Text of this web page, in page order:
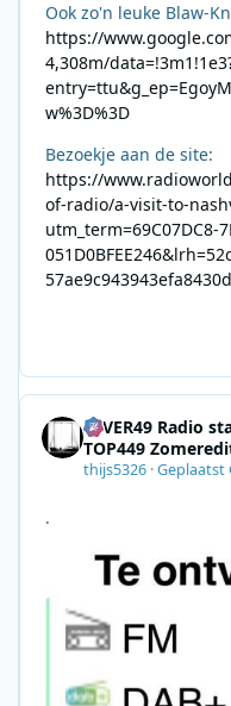
Ook zo'n leuke Blaw-
https://
4,308m/
w%3D%3D
Bezoekje aan de site:
https://
of-radio/a-visit-to-
utm_term=69C07DC8-
4EVER49 Radio
TOP449
thijs5326 ·Geplaatst
.